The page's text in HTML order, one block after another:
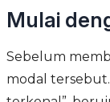
Mulai
Sebelum
modal